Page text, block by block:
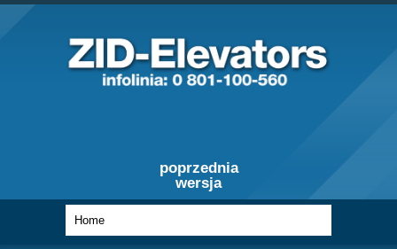
poprzednia
wersja